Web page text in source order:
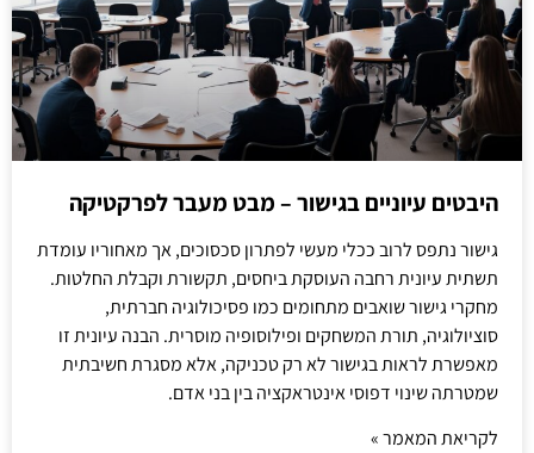
היבטים עיוניים בגישור – מבט מעבר לפרקטיקה
גישור נתפס לרוב ככלי מעשי לפתרון סכסוכים, אך מאחוריו עומדת
תשתית עיונית רחבה העוסקת ביחסים, תקשורת וקבלת החלטות.
מחקרי גישור שואבים מתחומים כמו פסיכולוגיה חברתית,
סוציולוגיה, תורת המשחקים ופילוסופיה מוסרית. הבנה עיונית זו
מאפשרת לראות בגישור לא רק טכניקה, אלא מסגרת חשיבתית
שמטרתה שינוי דפוסי אינטראקציה בין בני אדם.
לקריאת המאמר »